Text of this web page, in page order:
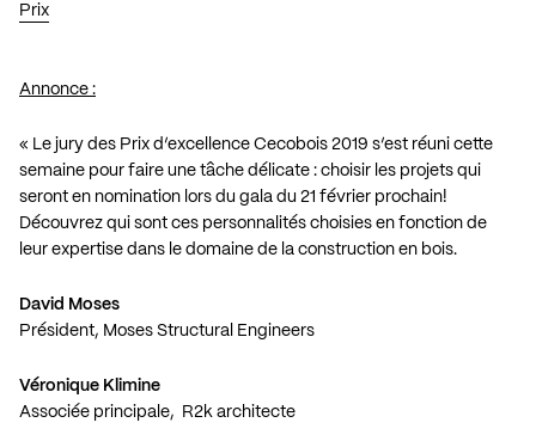
Prix
Annonce :
« Le jury des Prix d’excellence Cecobois 2019 s’est réuni cette
semaine pour faire une tâche délicate : choisir les projets qui
seront en nomination lors du gala du 21 février prochain!
Découvrez qui sont ces personnalités choisies en fonction de
leur expertise dans le domaine de la construction en bois.
David Moses
Président, Moses Structural Engineers
Véronique Klimine
Associée principale, R2k architecte